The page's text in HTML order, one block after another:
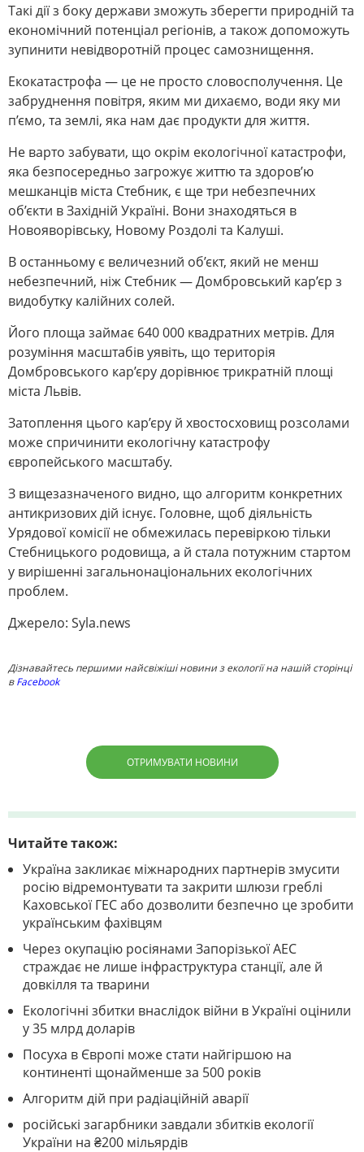
Такі дії з боку держави зможуть зберегти природній та
економічний потенціал регіонів, а також допоможуть
зупинити невідворотній процес самознищення.
Екокатастрофа — це не просто словосполучення. Це
забруднення повітря, яким ми дихаємо, води яку ми
п’ємо, та землі, яка нам дає продукти для життя.
Не варто забувати, що окрім екологічної катастрофи,
яка безпосередньо загрожує життю та здоров’ю
мешканців міста Стебник, є ще три небезпечних
об’єкти в Західній Україні. Вони знаходяться в
Новояворівську, Новому Роздолі та Калуші.
В останньому є величезний об’єкт, який не менш
небезпечний, ніж Стебник — Домбровський кар’єр з
видобутку калійних солей.
Його площа займає 640 000 квадратних метрів. Для
розуміння масштабів уявіть, що територія
Домбровського кар’єру дорівнює трикратній площі
міста Львів.
Затоплення цього кар’єру й хвостосховищ розсолами
може спричинити екологічну катастрофу
європейського масштабу.
З вищезазначеного видно, що алгоритм конкретних
антикризових дій існує. Головне, щоб діяльність
Урядової комісії не обмежилась перевіркою тільки
Стебницького родовища, а й стала потужним стартом
у вирішенні загальнонаціональних екологічних
проблем.
Джерело: Syla.news
Дізнавайтесь першими найсвіжіші новини з екології на нашій сторінці
вFacebook
ОТРИМУВАТИ НОВИНИ
Читайте також:
Україна закликає міжнародних партнерів змусити
росію відремонтувати та закрити шлюзи греблі
Каховської ГЕС або дозволити безпечно це зробити
українським фахівцям
Через окупацію росіянами Запорізької АЕС
страждає не лише інфраструктура станції, але й
довкілля та тварини
Екологічні збитки внаслідок війни в Україні оцінили
у 35 млрд доларів
Посуха в Європі може стати найгіршою на
континенті щонайменше за 500 років
Алгоритм дій при радіаційній аварії
російські загарбники завдали збитків екології
України на ₴200 мільярдів